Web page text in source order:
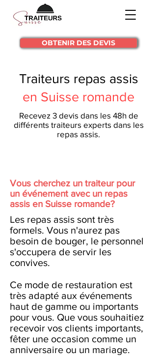
OBTENIR DES DEVIS
Traiteurs repas assis
en Suisse romande
Recevez 3 devis dans les 48h de
différents traiteurs experts dans les
repas assis.
Vous cherchez un traiteur pour
un événement avec un repas
assis en Suisse romande?
Les repas assis sont très
formels. Vous n'aurez pas
besoin de bouger, le personnel
s'occupera de servir les
convives.
Ce mode de restauration est
très adapté aux événements
haut de gamme ou importants
pour vous. Que vous souhaitiez
recevoir vos clients importants,
fêter une occasion comme un
anniversaire ou un mariage.